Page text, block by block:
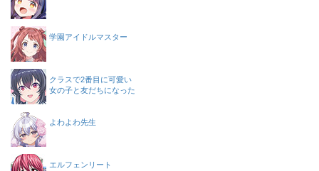
学園アイドルマスター
クラスで2番目に可愛い
女の子と友だちになった
よわよわ先生
エルフェンリート